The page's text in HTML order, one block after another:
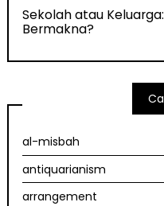
Sekolah atau
Bermakna?
al-misbah
antiquarianism
arrangement